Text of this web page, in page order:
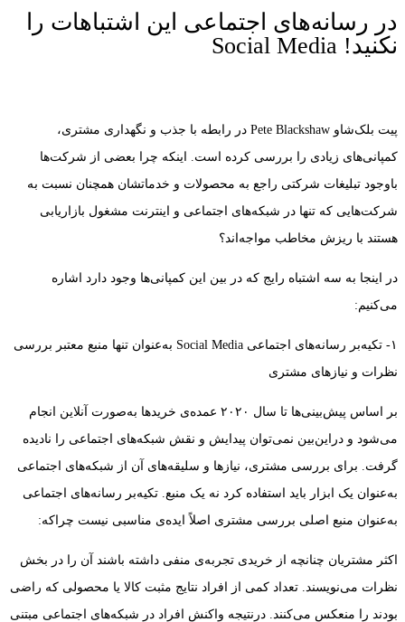
در رسانه‌های اجتماعی این اشتباهات را
نکنید! Social Media
پیت بلک‌شاو Pete Blackshaw در رابطه با جذب و نگهداری مشتری،
کمپانی‌های زیادی را بررسی کرده است. اینکه چرا بعضی از شرکت‌ها
باوجود تبلیغات شرکتی راجع به محصولات و خدماتشان همچنان نسبت به
شرکت‌هایی که تنها در شبکه‌های اجتماعی و اینترنت مشغول بازاریابی
هستند با ریزش مخاطب مواجه‌اند؟
در اینجا به سه اشتباه رایج که در بین این کمپانی‌ها وجود دارد اشاره
می‌کنیم:
۱- تکیه‌بر رسانه‌های اجتماعی Social Media به‌عنوان تنها منبع معتبر بررسی
نظرات و نیازهای مشتری
بر اساس پیش‌بینی‌ها تا سال ۲۰۲۰ عمده‌ی خریدها به‌صورت آنلاین انجام
می‌شود و دراین‌بین نمی‌توان پیدایش و نقش شبکه‌های اجتماعی را نادیده
گرفت. برای بررسی مشتری، نیازها و سلیقه‌های آن از شبکه‌های اجتماعی
به‌عنوان یک ابزار باید استفاده کرد نه یک منبع. تکیه‌بر رسانه‌های اجتماعی
به‌عنوان منبع اصلی بررسی مشتری اصلاً ایده‌ی مناسبی نیست چراکه:
اکثر مشتریان چنانچه از خریدی تجربه‌ی منفی داشته باشند آن را در بخش
نظرات می‌نویسند. تعداد کمی از افراد نتایج مثبت کالا یا محصولی که راضی
بودند را منعکس می‌کنند. درنتیجه واکنش افراد در شبکه‌های اجتماعی مبتنی